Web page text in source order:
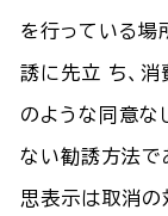
を行っている場
誘に先立 ち、
のような同意な
ない勧誘方法で
思表示は取消の